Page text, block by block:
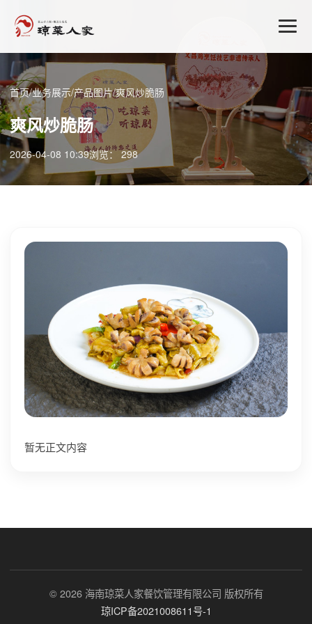
首页/业务展示/产品图片/爽风炒脆肠
爽风炒脆肠
2026-04-08 10:39浏览： 298
暂无正文内容
© 2026 海南琼菜人家餐饮管理有限公司 版权所有
琼ICP备2021008611号-1